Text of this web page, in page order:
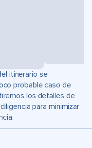
itinerario se
probable caso de
los detalles de
para minimizar